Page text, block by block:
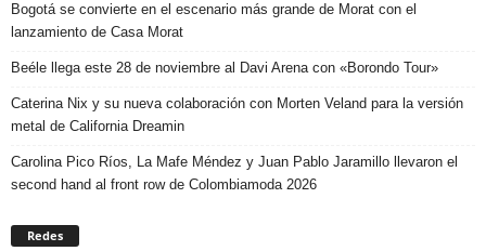
Bogotá se convierte en el escenario más grande de Morat con el
lanzamiento de Casa Morat
Beéle llega este 28 de noviembre al Davi Arena con «Borondo Tour»
Caterina Nix y su nueva colaboración con Morten Veland para la versión
metal de California Dreamin
Carolina Pico Ríos, La Mafe Méndez y Juan Pablo Jaramillo llevaron el
second hand al front row de Colombiamoda 2026
Redes